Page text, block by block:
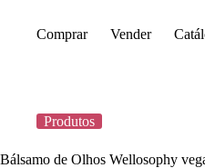
Comprar Vender
Produtos
Bálsamo de Olhos Wellosophy